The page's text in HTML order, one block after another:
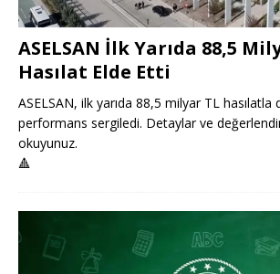
ASELSAN İlk Yarıda 88,5
Hasılat Elde Etti
ASELSAN, ilk yarıda 88,5 milyar TL hasılatla
performans sergiledi. Detaylar ve
okuyunuz.
🔺